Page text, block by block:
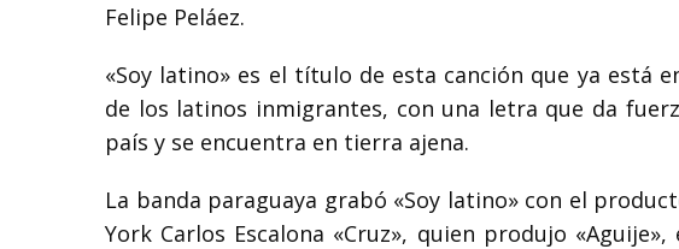
Felipe Peláez.
«Soy latino» es el título de esta canción que ya está
de los latinos inmigrantes, con una letra que da
país y se encuentra en tierra ajena.
La banda paraguaya grabó «Soy latino» con el
York Carlos Escalona «Cruz», quien produjo